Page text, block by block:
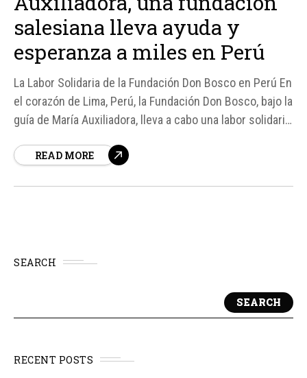
salesiana lleva ayuda y
esperanza a miles en Perú
La Labor Solidaria de la Fundación Don Bosco en Perú En
el corazón de Lima, Perú, la Fundación Don Bosco, bajo la
guía de María Auxiliadora, lleva a cabo una labor solidaria
fuentes, la fundación, que recientemente cumplió 20
READ MORE
SEARCH
SEARCH
RECENT POSTS